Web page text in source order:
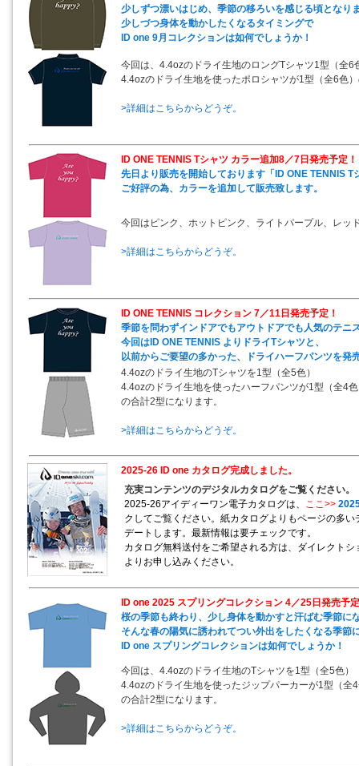
少しずつ漂いはじめ、季節の移ろいを感じる頃となり
少しづつ身体を動かしたくなるタイミングで
ID one 9月コレクションは如何でしょうか！
今回は、4.4ozのドライ生地のロングTシャツ1型（全6
4.4ozのドライ生地を使ったポロシャツが1型（全6色
>詳細はこちらからどうぞ。
ID ONE TENNIS Tシャツ カラー追加8／7日発売予定！
先日より販売を開始しております「ID ONE TENNIS T
ご好評の為、カラーを追加して販売致します。
今回はピンク、ホットピンク、ライトパープル、レッ
>詳細はこちらからどうぞ。
ID ONE TENNIS コレクション 7／11日発売予定！
季節を問わずインドアでもアウトドアでも人気のテニ
今回はID ONE TENNIS よりドライTシャツと、
以前からご要望の多かった、ドライハーフパンツを発
4.4ozのドライ生地のTシャツを1型（全5色）
4.4ozのドライ生地を使ったハーフパンツが1型（全4
の合計2型になります。
>詳細はこちらからどうぞ。
2025-26 ID one カタログ完成しました。
充実コンテンツのデジタルカタログをご覧ください。
2025-26アイディーワン電子カタログは、 ここ>>
クしてご覧ください。紙カタログよりもページの多
デートします。最新情報は要チェックです。
カタログ無料送付をご希望される方は、ダイレクトシ
よりお申し込みください。
ID one 2025 スプリングコレクション 4／25日発売予
桜の季節も終わり、少し身体を動かすと汗ばむ季節に
そんな春の陽気に誘われてつい外出をしたくなる季節
ID one スプリングコレクションは如何でしょうか！
今回は、4.4ozのドライ生地のTシャツを1型（全5色）
4.4ozのドライ生地を使ったジップパーカーが1型（全
の合計2型になります。
>詳細はこちらからどうぞ。